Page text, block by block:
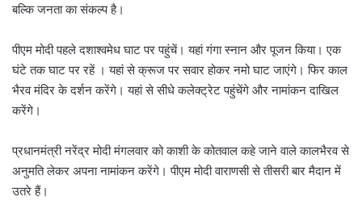
बल्कि जनता का संकल्प है।
पीएम मोदी पहले दशाश्वमेध घाट पर पहुंचें। यहां गंगा स्नान और पूजन किया। एक
घंटे तक घाट पर रहें । यहां से क्रूज पर सवार होकर नमो घाट जाएंगे। फिर काल
भैरव मंदिर के दर्शन करेंगे। यहां से सीधे कलेक्ट्रेट पहुंचेंगे और नामांकन दाखिल
करेंगे।
प्रधानमंत्री नरेंद्र मोदी मंगलवार को काशी के कोतवाल कहे जाने वाले कालभैरव से
अनुमति लेकर अपना नामांकन करेंगे। पीएम मोदी वाराणसी से तीसरी बार मैदान में
उतरे हैं।